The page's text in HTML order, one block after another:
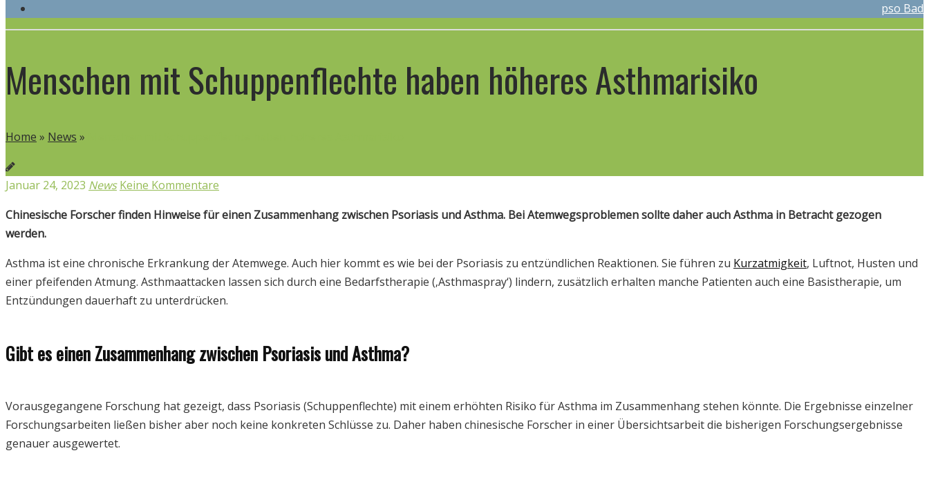
pso Bad
Menschen mit Schuppenflechte haben höheres Asthmarisiko
Home » News »
Januar 24, 2023 News Keine Kommentare
Chinesische Forscher finden Hinweise für einen Zusammenhang zwischen Psoriasis und Asthma. Bei Atemwegsproblemen sollte daher auch Asthma in Betracht gezogen
werden.
Asthma ist eine chronische Erkrankung der Atemwege. Auch hier kommt es wie bei der Psoriasis zu entzündlichen Reaktionen. Sie führen zu Kurzatmigkeit, Luftnot, Husten und
einer pfeifenden Atmung. Asthmaattacken lassen sich durch eine Bedarfstherapie (‚Asthmaspray‘) lindern, zusätzlich erhalten manche Patienten auch eine Basistherapie, um
Entzündungen dauerhaft zu unterdrücken.
Gibt es einen Zusammenhang zwischen Psoriasis und Asthma?
Vorausgegangene Forschung hat gezeigt, dass Psoriasis (Schuppenflechte) mit einem erhöhten Risiko für Asthma im Zusammenhang stehen könnte. Die Ergebnisse einzelner
Forschungsarbeiten ließen bisher aber noch keine konkreten Schlüsse zu. Daher haben chinesische Forscher in einer Übersichtsarbeit die bisherigen Forschungsergebnisse
genauer ausgewertet.